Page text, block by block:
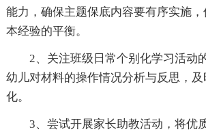
能力，确保主题保底内容要有序实施
本经验的平衡。
2、关注班级日常个别化学习活动
幼儿对材料的操作情况分析与反思，
化。
3、尝试开展家长助教活动，将优